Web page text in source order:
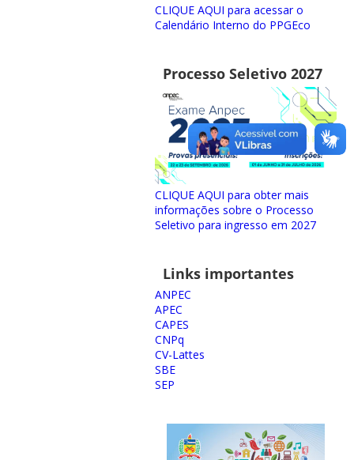
CLIQUE AQUI para acessar o
Calendário Interno do PPGEco
Processo Seletivo 2027
CLIQUE AQUI para obter mais
informações sobre o Processo
Seletivo para ingresso em 2027
Links importantes
ANPEC
APEC
CAPES
CNPq
CV-Lattes
SBE
SEP